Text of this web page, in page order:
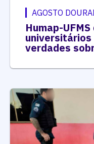
AGOSTO
Humap-
verdades